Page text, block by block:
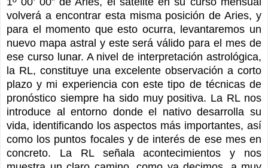
volverá a encontrar esta misma posición de Aries, y
para el momento que esto ocurra, levantaremos un
nuevo mapa astral y este será válido para el mes de
ese curso lunar. A nivel de interpretación astrológica,
la RL, constituye una excelente observación a corto
plazo y mi experiencia con este tipo de técnicas de
pronóstico siempre ha sido muy positiva. La RL nos
introduce al entorno donde el nativo desarrolla su
vida, identificando los aspectos más importantes, así
como los puntos focales y de interés de ese mes en
concreto. La RL señala acontecimientos y nos